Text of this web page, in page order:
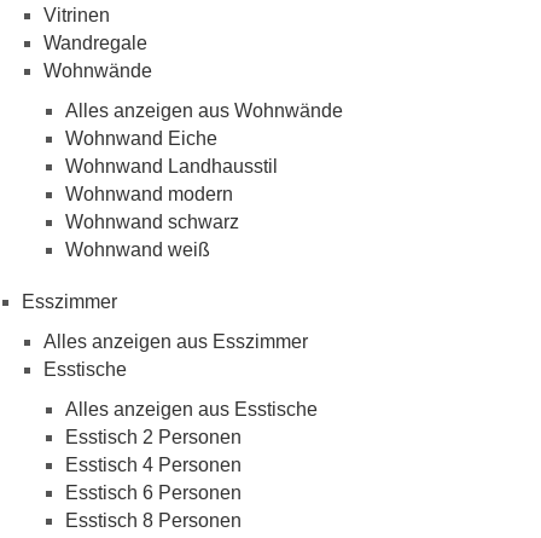
Vitrinen
Wandregale
Wohnwände
Alles anzeigen aus Wohnwände
Wohnwand Eiche
Wohnwand Landhausstil
Wohnwand modern
Wohnwand schwarz
Wohnwand weiß
Esszimmer
Alles anzeigen aus Esszimmer
Esstische
Alles anzeigen aus Esstische
Esstisch 2 Personen
Esstisch 4 Personen
Esstisch 6 Personen
Esstisch 8 Personen